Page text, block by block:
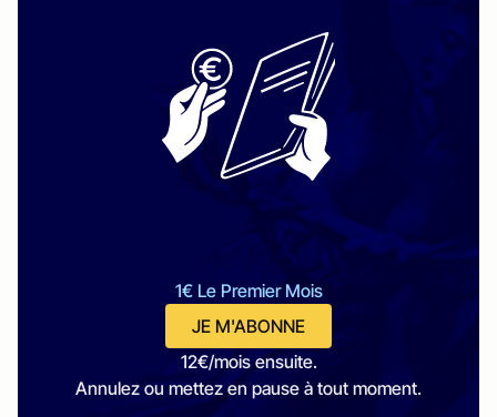
1€ Le Premier Mois
JE M'ABONNE
12€/mois ensuite.
Annulez ou mettez en pause à tout moment.